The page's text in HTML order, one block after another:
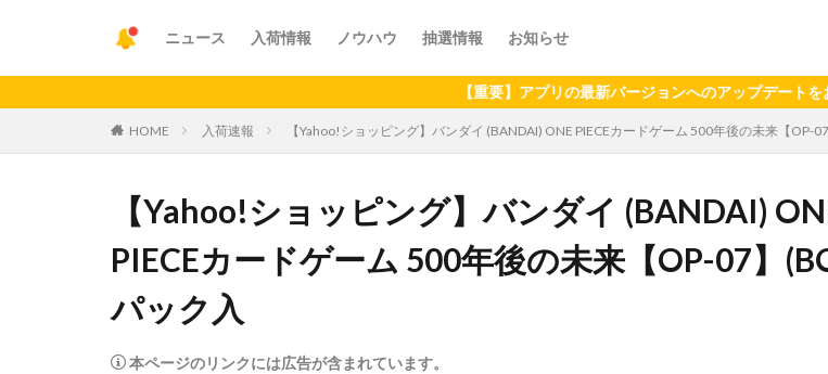
ニュース 入荷情報 ノウハウ 抽選情報 お知らせ
【重要】アプリの最新バージョンへのアップデートをお願い
HOME 入荷速報 【Yahoo!ショッピング】バンダイ (BANDAI) ONE PIECEカードゲーム 500年後の未来【OP-
【Yahoo!ショッピング】バンダイ (BANDAI)
PIECEカードゲーム 500年後の未来【OP-07】
パック入
本ページのリンクには広告が含まれています。